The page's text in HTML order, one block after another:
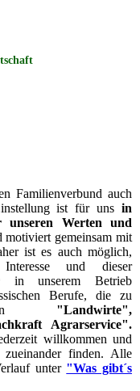
Familienverbund auch
ist für uns in
Werten und
motiviert gemeinsam mit
ist es auch möglich,
und dieser
in unserem Betrieb
Berufe, die zu
"Landwirte",
Agrarservice".
willkommen und
finden. Alle
unter "Was gibt´s